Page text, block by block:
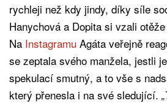
rychleji než kdy jindy, díky síle
Hanychová a Dopita si vzali
Na Instagramu Agáta veřejně
se zeptala svého manžela, jestli
spekulací smutný, a to vše s
který přenesla i na své sledující.